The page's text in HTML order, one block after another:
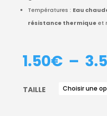
Températures : Eau
résistance thermique et
1.50€ –
TAILLE